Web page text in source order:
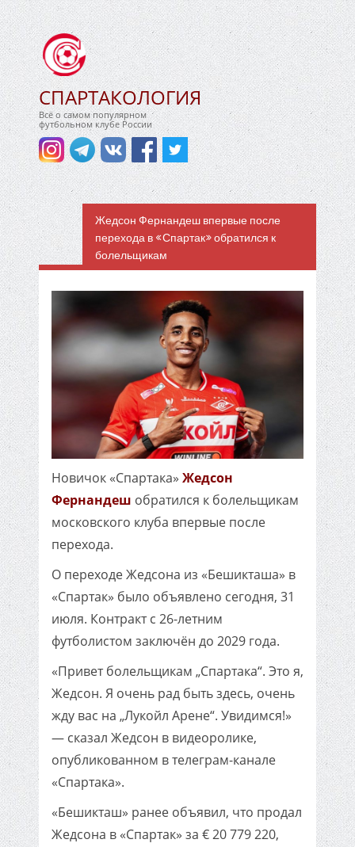
СПАРТАКОЛОГИЯ
Всё о самом популярном
футбольном клубе России
Жедсон Фернандеш впервые после
перехода в «Спартак» обратился к
болельщикам
Новичок «Спартака» Жедсон
Фернандеш обратился к болельщикам
московского клуба впервые после
перехода.
О переходе Жедсона из «Бешикташа» в
«Спартак» было объявлено сегодня, 31
июля. Контракт с 26-летним
футболистом заключён до 2029 года.
«Привет болельщикам „Спартака“. Это я,
Жедсон. Я очень рад быть здесь, очень
жду вас на „Лукойл Арене“. Увидимся!»
— сказал Жедсон в видеоролике,
опубликованном в телеграм-канале
«Спартака».
«Бешикташ» ранее объявил, что продал
Жедсона в «Спартак» за € 20 779 220,